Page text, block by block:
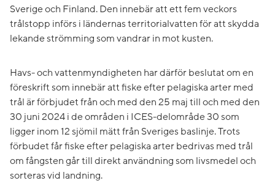
Sverige och Finland. Den innebär att ett fem veckors
trålstopp införs i ländernas territorialvatten för att skydda
lekande strömming som vandrar in mot kusten.
Havs- och vattenmyndigheten har därför beslutat om en
föreskrift som innebär att fiske efter pelagiska arter med
trål är förbjudet från och med den 25 maj till och med den
30 juni 2024 i de områden i ICES-delområde 30 som
ligger inom 12 sjömil mätt från Sveriges baslinje. Trots
förbudet får fiske efter pelagiska arter bedrivas med trål
om fångsten går till direkt användning som livsmedel och
sorteras vid landning.